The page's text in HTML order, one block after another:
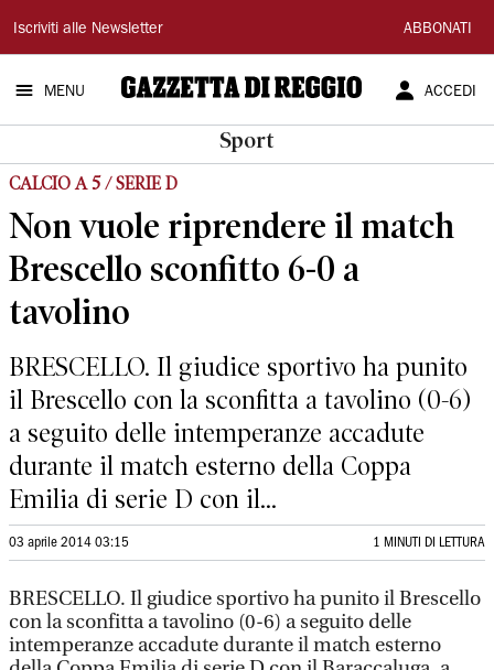
Gazzetta
di
Reggio
Iscriviti alle Newsletter ABBONATI
MENU ACCEDI
Sport
CALCIO A 5 / SERIE D
Non vuole riprendere il match
Brescello sconfitto 6-0 a
tavolino
BRESCELLO. Il giudice sportivo ha punito
il Brescello con la sconfitta a tavolino (0-6)
a seguito delle intemperanze accadute
durante il match esterno della Coppa
Emilia di serie D con il...
03 aprile 2014 03:15 1 MINUTI DI LETTURA
BRESCELLO. Il giudice sportivo ha punito il Brescello
con la sconfitta a tavolino (0-6) a seguito delle
intemperanze accadute durante il match esterno